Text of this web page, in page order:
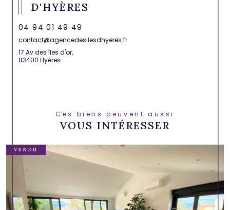
D'HYÈRES
04 94 01 49 49
contact@agencedesilesdhyeres.fr
17 Av des îles d'or,
83400 Hyères
Ces biens peuvent aussi
VOUS INTÉRESSER
VENDU